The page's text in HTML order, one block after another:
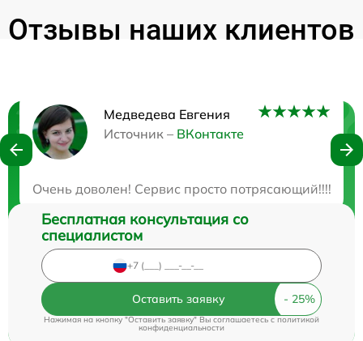
Отзывы наших клиентов
Медведева Евгения
Источник – ВКонтакте
Очень доволен! Сервис просто потрясающий!!!!
Нужна консультация?
Бесплатная консультация со
специалистом
Оставить заявку
Нажимая на кнопку "Оставить заявку" Вы соглашаетесь cполитикой
конфиденциальности